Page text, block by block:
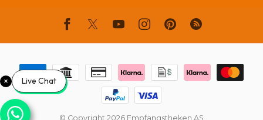
© Copyright 2026 Empfangstheken AS
Live Chat